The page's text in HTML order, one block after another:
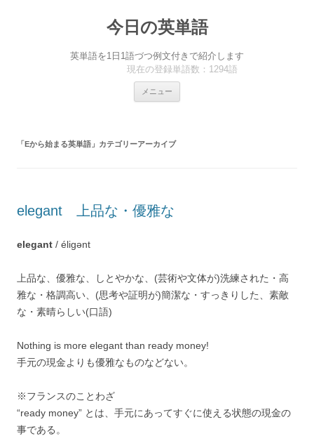
今日の英単語
英単語を1日1語づつ例文付きで紹介します
現在の登録単語数：1294語
メニュー
「Eから始まる英単語 」カテゴリーアーカイブ
elegant 上品な・優雅な
elegant / éligənt
上品な、優雅な、しとやかな、(芸術や文体が)洗練された・高
雅な・格調高い、(思考や証明が)簡潔な・すっきりした、素敵
な・素晴らしい(口語)
Nothing is more elegant than ready money!
手元の現金よりも優雅なものなどない。
※フランスのことわざ
“ready money” とは、手元にあってすぐに使える状態の現金の
事である。